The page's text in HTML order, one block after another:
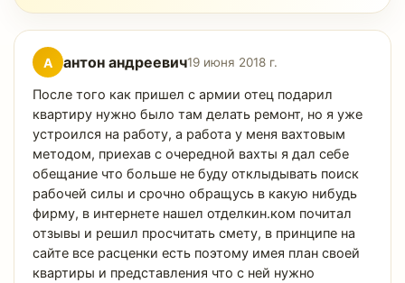
А антон андреевич19 июня 2018 г.
После того как пришел с армии отец подарил
квартиру нужно было там делать ремонт, но я уже
устроился на работу, а работа у меня вахтовым
методом, приехав с очередной вахты я дал себе
обещание что больше не буду отклыдывать поиск
рабочей силы и срочно обращусь в какую нибудь
фирму, в интернете нашел отделкин.ком почитал
отзывы и решил просчитать смету, в принципе на
сайте все расценки есть поэтому имея план своей
квартиры и представления что с ней нужно